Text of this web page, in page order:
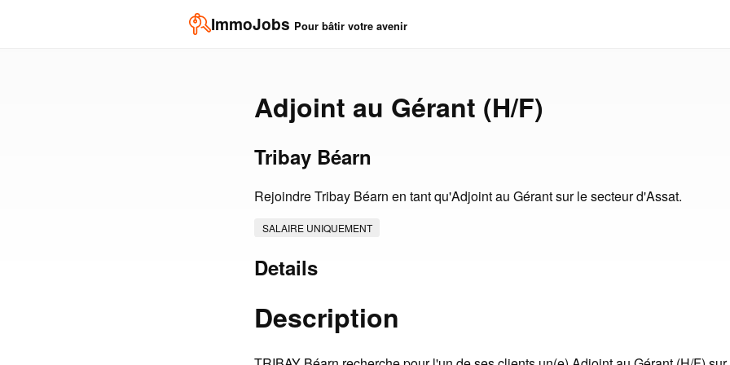
ImmoJobs Pour bâtir votre avenir
Adjoint au Gérant (H/F)
Tribay Béarn
Rejoindre Tribay Béarn en tant qu'Adjoint au Gérant sur le secteur d'Assat.
SALAIRE UNIQUEMENT
Details
Description